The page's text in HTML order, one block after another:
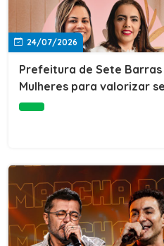
24/07/2026
Prefeitura de Sete
Mulheres para valorizar